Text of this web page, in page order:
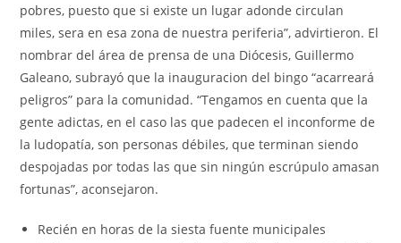
pobres, puesto que si existe un lugar adonde circulan
miles, sera en esa zona de nuestra periferia”, advirtieron. El
nombrar del área de prensa de una Diócesis, Guillermo
Galeano, subrayó que la inauguracion del bingo “acarreará
peligros” para la comunidad. “Tengamos en cuenta que la
gente adictas, en el caso las que padecen el inconforme de
la ludopatía, son personas débiles, que terminan siendo
despojadas por todas las que sin ningún escrúpulo amasan
fortunas”, aconsejaron.
Recién en horas de la siesta fuente municipales